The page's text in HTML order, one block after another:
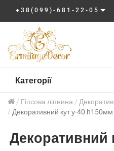
+38(099)-681-22-05
Категорії
Гіпсова ліпнина
Декоративний кут у-40 h150мм
Декоративний